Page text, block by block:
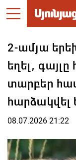
2-ամյա
եղել,
տարբեր
08.07.2026 21:22